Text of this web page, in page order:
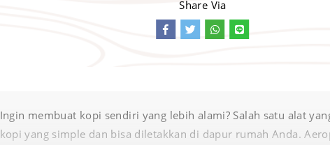
Share Via
Ingin membuat kopi sendiri yang lebih alami? Salah satu alat
kopi yang simple dan bisa diletakkan di dapur rumah Anda.